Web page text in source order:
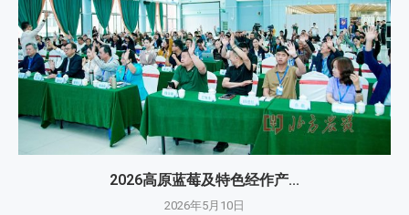
2026高原蓝莓及特色经作产...
2026年5月10日